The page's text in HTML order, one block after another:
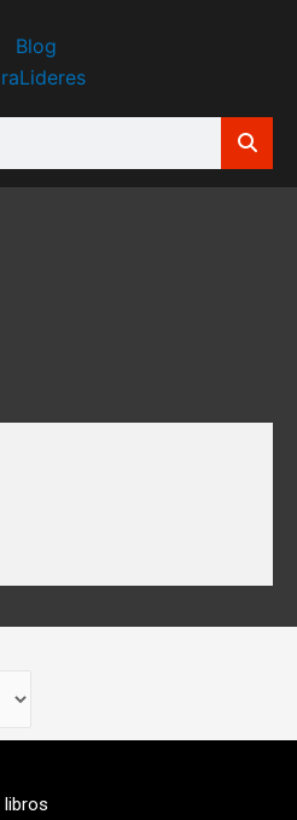
libros